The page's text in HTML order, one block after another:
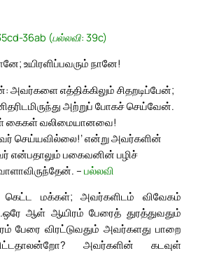
36ab (பல்லவி: 39c)
உயிரளிப்பவரும் நானே!
எத்திக்கிலும் சிதறடிப்பேன்;
அற்றுப் போகச் செய்வேன்.
கைகள் வலிமையானவை!
செய்யவில்லை!’ என்று அவர்களின்
என்பதாலும் பகைவனின் பழிச்
– பல்லவி
கெட்ட மக்கள்; அவர்களிடம் விவேகம்
ஒரே ஆள் ஆயிரம் பேரைத் துரத்துவதும்
பேரை விரட்டுவதும் அவர்களது பாறை
அவர்களின் கடவுள்